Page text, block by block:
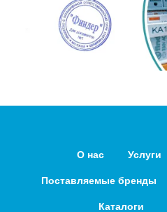
О нас Услуги
Поставляемые бренды
Каталоги